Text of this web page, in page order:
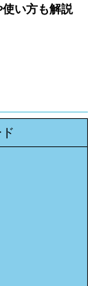
い方も解説